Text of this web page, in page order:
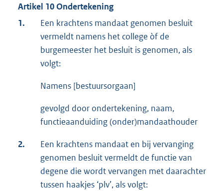
Artikel 10 Ondertekening
1.
Een krachtens mandaat genomen besluit
vermeldt namens het college òf de
burgemeester het besluit is genomen, als
volgt:
Namens [bestuursorgaan]
gevolgd door ondertekening, naam,
functieaanduiding (onder)mandaathouder
2.
Een krachtens mandaat en bij vervanging
genomen besluit vermeldt de functie van
degene die wordt vervangen met daarachter
tussen haakjes ‘plv’, als volgt: